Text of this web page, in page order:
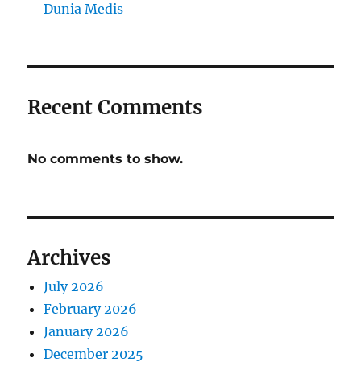
Dunia Medis
Recent Comments
No comments to show.
Archives
July 2026
February 2026
January 2026
December 2025